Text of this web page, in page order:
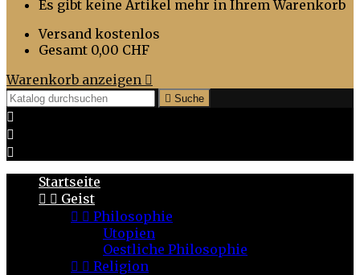
Es gibt keine Artikel mehr in Ihrem Warenkorb
Versand kostenlos
Gesamt 0,00 CHF
Warenkorb anzeigen 
 Suche



Startseite
  Geist
  Philosophie
Utopien
Oestliche Philosophie
  Religion